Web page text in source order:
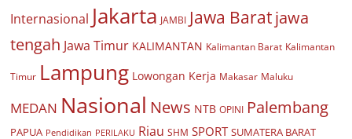
Internasional Jakarta JAMBI Jawa Baratjawa
tengah Jawa Timur KALIMANTAN Kalimantan Barat Kalimantan
Timur Lampung Lowongan Kerja Makasar Maluku
MEDAN Nasional News NTB OPINI Palembang
PAPUA Pendidikan PERILAKU Riau SHM SPORT SUMATERA BARAT